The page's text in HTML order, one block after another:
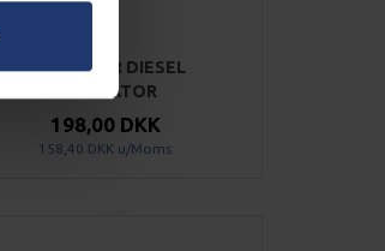
OLIE FØLER DIESEL
GENERATOR
198,00 DKK
158,40 DKK u/Moms